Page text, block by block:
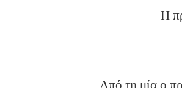
Η
Από τη μία ο